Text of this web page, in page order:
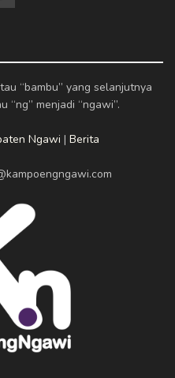
“bambu” yang selanjutnya
“ng” menjadi “ngawi”.
Ngawi | Berita